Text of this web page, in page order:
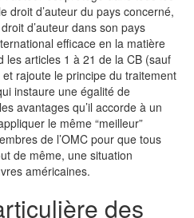
droit d’auteur du pays concerné,
d’auteur dans son pays
efficace en la matière
les articles 1 à 21 de la CB (sauf
rajoute le principe du traitement
instaure une égalité de
avantages qu’il accorde à un
le même “meilleur”
de l’OMC pour que tous
de même, une situation
américaines.
des